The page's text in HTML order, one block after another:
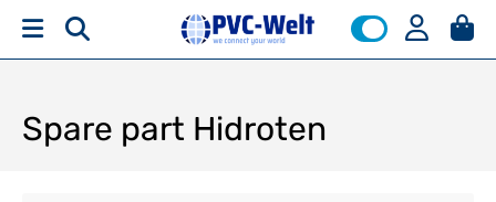
Spare part Hidroten